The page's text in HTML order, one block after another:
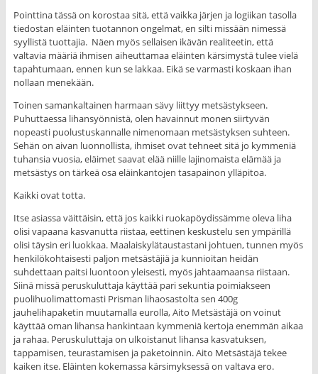
Pointtina tässä on korostaa sitä, että vaikka järjen ja logiikan tasolla
tiedostan eläinten tuotannon ongelmat, en silti missään nimessä
syyllistä tuottajia. Näen myös sellaisen ikävän realiteetin, että
valtavia määriä ihmisen aiheuttamaa eläinten kärsimystä tulee vielä
tapahtumaan, ennen kun se lakkaa. Eikä se varmasti koskaan ihan
nollaan menekään.
Toinen samankaltainen harmaan sävy liittyy metsästykseen.
Puhuttaessa lihansyönnistä, olen havainnut monen siirtyvän
nopeasti puolustuskannalle nimenomaan metsästyksen suhteen.
Sehän on aivan luonnollista, ihmiset ovat tehneet sitä jo kymmeniä
tuhansia vuosia, eläimet saavat elää niille lajinomaista elämää ja
metsästys on tärkeä osa eläinkantojen tasapainon ylläpitoa.
Kaikki ovat totta.
Itse asiassa väittäisin, että jos kaikki ruokapöydissämme oleva liha
olisi vapaana kasvanutta riistaa, eettinen keskustelu sen ympärillä
olisi täysin eri luokkaa. Maalaiskylätaustastani johtuen, tunnen myös
henkilökohtaisesti paljon metsästäjiä ja kunnioitan heidän
suhdettaan paitsi luontoon yleisesti, myös jahtaamaansa riistaan.
Siinä missä peruskuluttaja käyttää pari sekuntia poimiakseen
puolihuolimattomasti Prisman lihaosastolta sen 400g
jauhelihapaketin muutamalla eurolla, Aito Metsästäjä on voinut
käyttää oman lihansa hankintaan kymmeniä kertoja enemmän aikaa
ja rahaa. Peruskuluttaja on ulkoistanut lihansa kasvatuksen,
tappamisen, teurastamisen ja paketoinnin. Aito Metsästäjä tekee
kaiken itse. Eläinten kokemassa kärsimyksessä on valtava ero.